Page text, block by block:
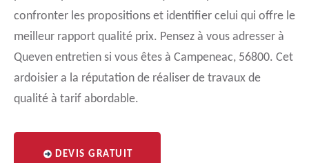
confronter les propositions et identifier celui qui offre le
meilleur rapport qualité prix. Pensez à vous adresser à
Queven entretien si vous êtes à Campeneac, 56800. Cet
ardoisier a la réputation de réaliser de travaux de
qualité à tarif abordable.
DEVIS GRATUIT